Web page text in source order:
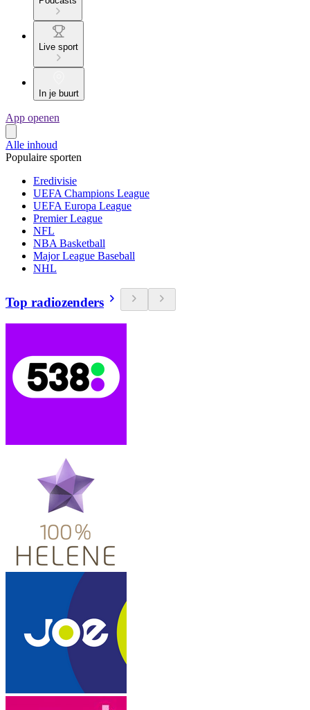
Live sport
In je buurt
App openen
Alle inhoud
Populaire sporten
Eredivisie
UEFA Champions League
UEFA Europa League
Premier League
NFL
NBA Basketball
Major League Baseball
NHL
Top radiozenders